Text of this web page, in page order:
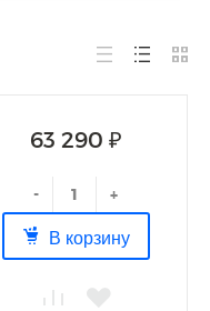
63 290 ₽
- +
В корзину